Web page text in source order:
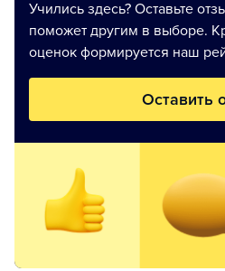
Учились здесь? Оставьте
поможет другим в выборе.
оценок формируется наш
Оставить